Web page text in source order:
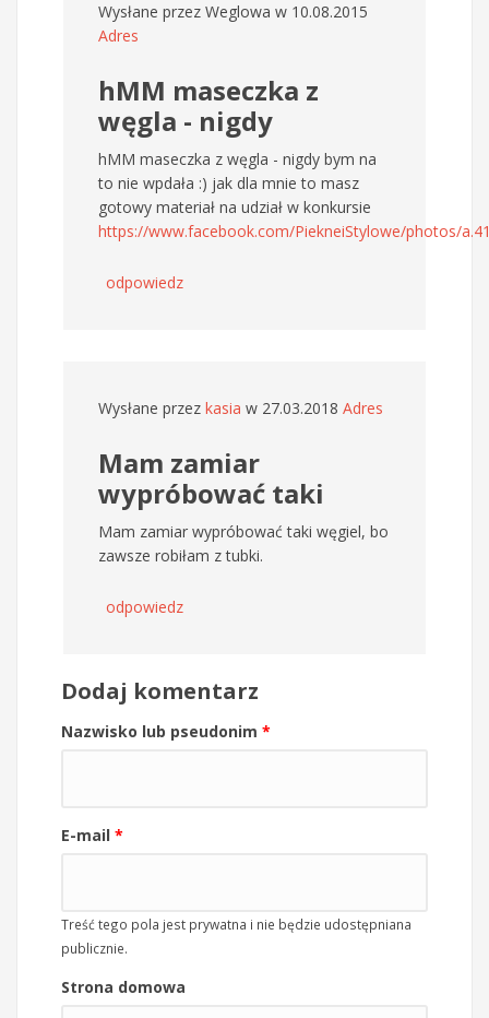
Wysłane przez Weglowa w 10.08.2015
Adres
hMM maseczka z
węgla - nigdy
hMM maseczka z węgla - nigdy bym na
to nie wpdała :) jak dla mnie to masz
gotowy materiał na udział w konkursie
https://www.facebook.com/PiekneiStylowe/photos/
odpowiedz
Wysłane przez kasia w 27.03.2018 Adres
Mam zamiar
wypróbować taki
Mam zamiar wypróbować taki węgiel, bo
zawsze robiłam z tubki.
odpowiedz
Dodaj komentarz
Nazwisko lub pseudonim *
E-mail *
Treść tego pola jest prywatna i nie będzie udostępniana
publicznie.
Strona domowa